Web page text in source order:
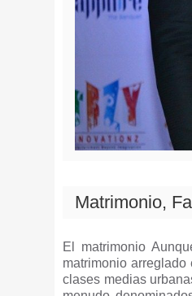
Matrimonio,
El matrimonio
matrimonio
clases medias